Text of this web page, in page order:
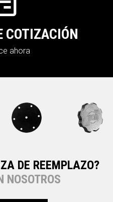
COTIZACIÓN
ahora
DE REEMPLAZO?
NOSOTROS